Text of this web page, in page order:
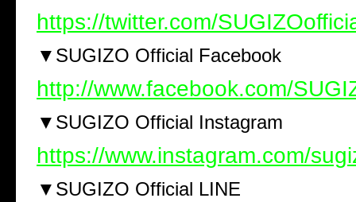
https://twitter.com/
▼ SUGIZO Official Facebook
http://www.facebook.com/
▼ SUGIZO Official Instagram
https://www.instagram.com/
▼ SUGIZO Official LINE